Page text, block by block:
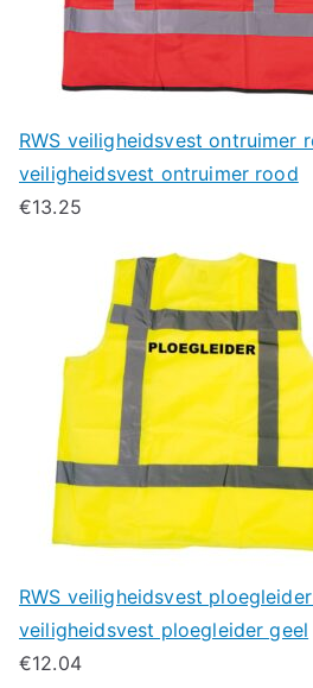
RWS veiligheidsvest ontruimer
veiligheidsvest ontruimer rood
€13.25
RWS veiligheidsvest
veiligheidsvest ploegleider geel
€12.04